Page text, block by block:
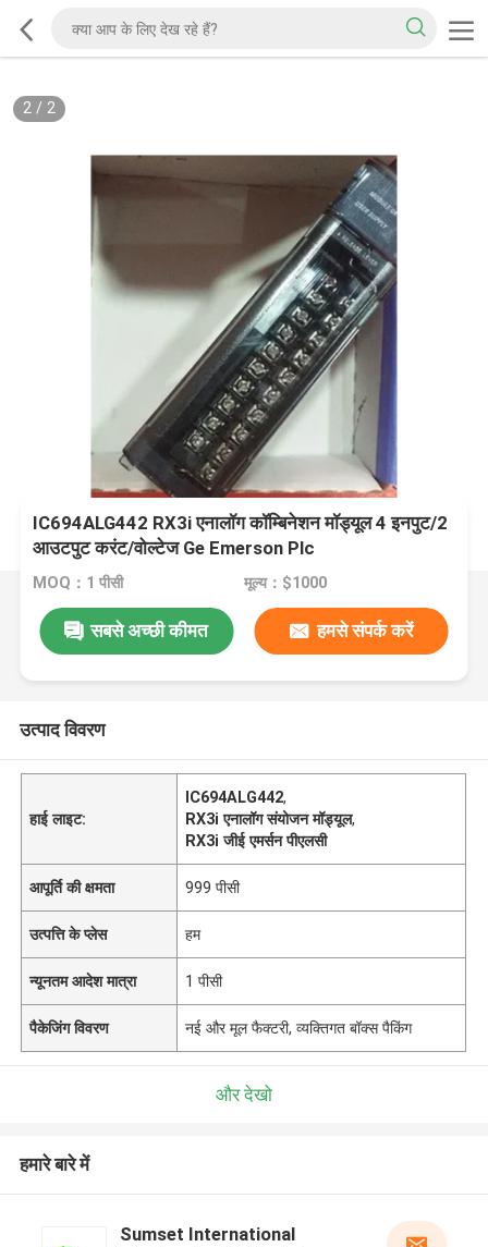
2/ 2
IC694ALG442 RX3i एनालॉग कॉम्बिनेशन मॉड्यूल 4 इनपुट/2
आउटपुट करंट/वोल्टेज Ge Emerson Plc
MOQ：1 पीसी मूल्य：$1000
सबसे अच्छी कीमत हमसे संपर्क करें
उत्पाद विवरण
हाई लाइट:
IC694ALG442,
RX3i एनालॉग संयोजन मॉड्यूल,
RX3i जीई एमर्सन पीएलसी
आपूर्ति की क्षमता 999 पीसी
उत्पत्ति के प्लेस हम
न्यूनतम आदेश मात्रा 1 पीसी
पैकेजिंग विवरण नई और मूल फैक्टरी, व्यक्तिगत बॉक्स पैकिंग
और देखो
हमारे बारे में
Sumset International